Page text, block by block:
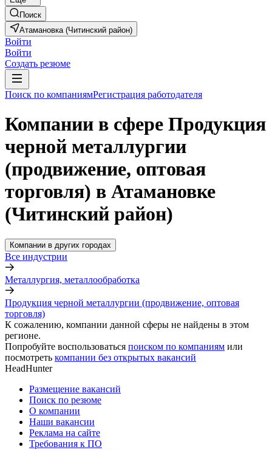
Поиск
Атамановка (Читинский район)
Войти
Войти
Создать резюме
Поиск по компаниямРегистрация работодателя
Компании в сфере Продукция
черной металлургии
(продвижение, оптовая
торговля) в Атамановке
(Читинский район)
Компании в других городах
Все индустрии
Металлургия, металлообработка
Продукция черной металлургии (продвижение, оптовая
торговля)
К сожалению, компании данной сферы не найдены в этом
регионе.
Попробуйте воспользоваться поиском по компаниям или
посмотреть компании без открытых вакансий
HeadHunter
Размещение вакансий
Поиск по резюме
О компании
Наши вакансии
Реклама на сайте
Требования к ПО